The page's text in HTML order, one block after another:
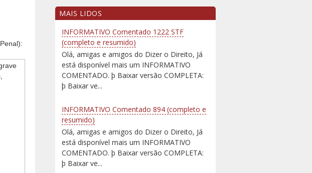
MAIS LIDOS
INFORMATIVO Comentado 1222 STF
(completo e resumido)
Olá, amigas e amigos do Dizer o Direito, Já
está disponível mais um INFORMATIVO
COMENTADO. þ Baixar versão COMPLETA:
þ Baixar ve...
INFORMATIVO Comentado 894 (completo e
resumido)
Olá, amigas e amigos do Dizer o Direito, Já
está disponível mais um INFORMATIVO
COMENTADO. þ Baixar versão COMPLETA:
þ Baixar ve...